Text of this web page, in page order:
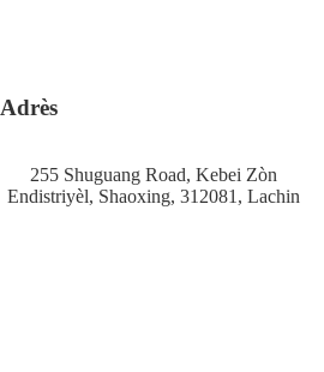
Adrès
255 Shuguang Road, Kebei Zòn
Endistriyèl, Shaoxing, 312081, Lachin